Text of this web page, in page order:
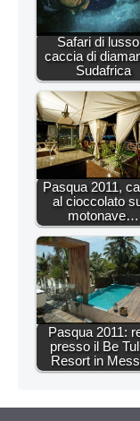
Safari di
caccia di
Sudafrica
Pasqua 2011,
al cioccolato
motonave…
Pasqua 2011:
presso il Be
Resort in